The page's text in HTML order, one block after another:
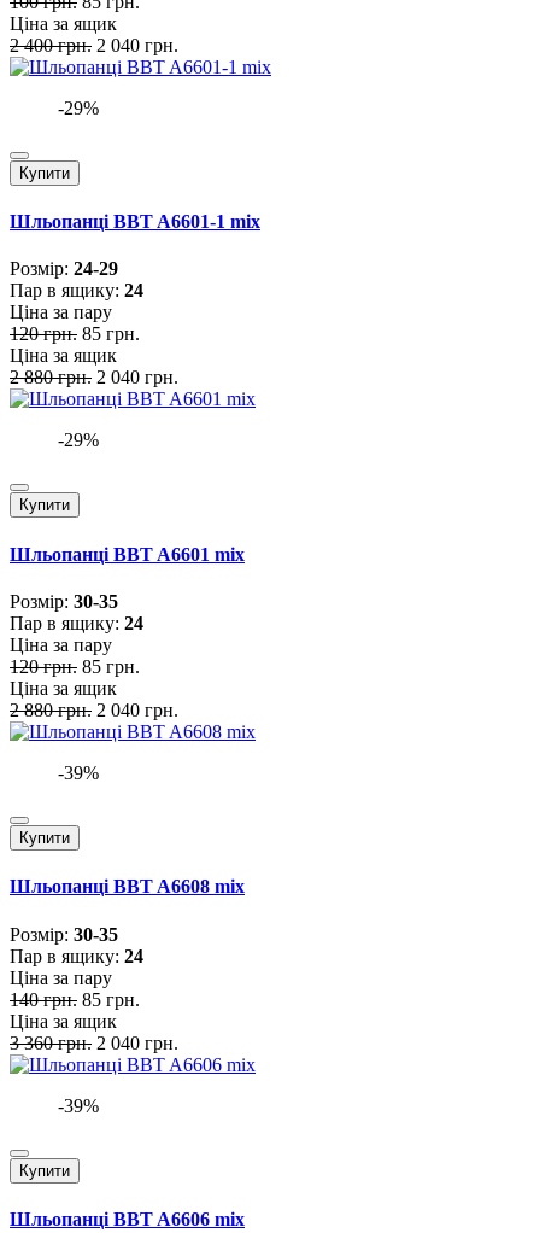
Ціна за ящик
2 400 грн. 2 040 грн.
-29%
Купити
Шльопанці BBT A6601-1 mix
Розмiр: 24-29
Пар в ящику: 24
Ціна за пару
120 грн. 85 грн.
Ціна за ящик
2 880 грн. 2 040 грн.
-29%
Купити
Шльопанці BBT A6601 mix
Розмiр: 30-35
Пар в ящику: 24
Ціна за пару
120 грн. 85 грн.
Ціна за ящик
2 880 грн. 2 040 грн.
-39%
Купити
Шльопанці BBT A6608 mix
Розмiр: 30-35
Пар в ящику: 24
Ціна за пару
140 грн. 85 грн.
Ціна за ящик
3 360 грн. 2 040 грн.
-39%
Купити
Шльопанці BBT A6606 mix